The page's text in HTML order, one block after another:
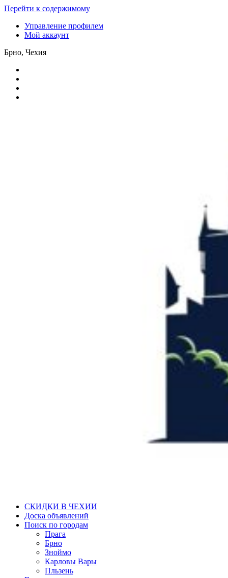
Перейти к содержимому
Управление профилем
Мой аккаунт
Брно, Чехия
СКИДКИ В ЧЕХИИ
Доска объявлений
Поиск по городам
Прага
Брно
Зноймо
Карловы Вары
Пльзень